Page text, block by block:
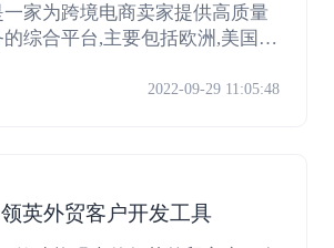
家为跨境电商卖家提供高质量
综合平台,主要包括欧洲,美国海
2022-09-29 11:05:48
领英外贸客户开发工具